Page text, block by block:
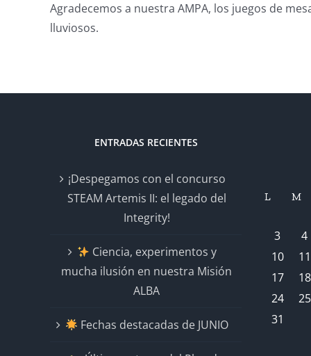
Agradecemos a nuestra AMPA, los juegos de
lluviosos.
ENTRADAS RECIENTES
¡Despegamos con el concurso
STEAM Artemis II: el legado del
Integrity!
Ciencia, experimentos y
mucha ilusión en nuestra Misión
ALBA
Fechas destacadas de JUNIO
L M
3
4
10
11
17
18
24
25
31